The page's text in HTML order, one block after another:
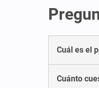
Cuál es el
Cuánto